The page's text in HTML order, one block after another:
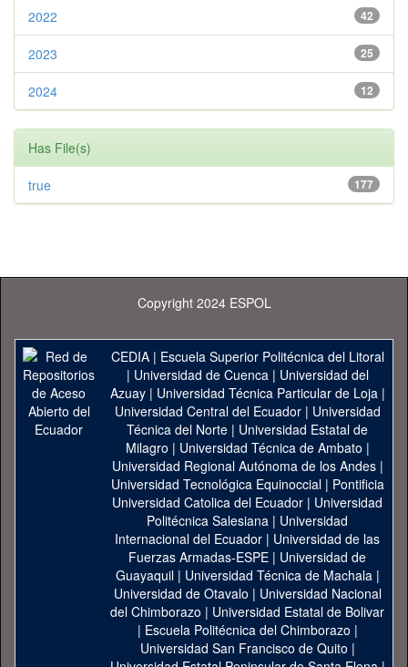
42
2022
25
2023
12
2024
Has File(s)
177
true
Copyright 2024 ESPOL
CEDIA| Escuela Superior Politécnica del Litoral
| Universidad de Cuenca| Universidad del
Azuay| Universidad Técnica Particular de Loja|
Universidad Central del Ecuador| Universidad
Técnica del Norte | Universidad Estatal de
Milagro | Universidad Técnica de Ambato |
Universidad Regional Autónoma de los Andes|
Universidad Tecnológica Equinoccial| Pontificia
Universidad Catolica del Ecuador | Universidad
Politécnica Salesiana | Universidad
Internacional del Ecuador | Universidad de las
Fuerzas Armadas-ESPE | Universidad de
Guayaquil| Universidad Técnica de Machala|
Universidad de Otavalo | Universidad Nacional
del Chimborazo | Universidad Estatal de Bolivar
| Escuela Politécnica del Chimborazo |
Universidad San Francisco de Quito |